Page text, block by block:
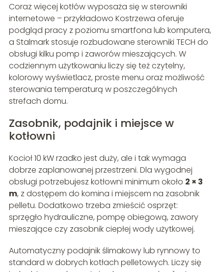
Coraz więcej kotłów wyposaża się w sterowniki
internetowe – przykładowo Kostrzewa oferuje
podgląd pracy z poziomu smartfona lub komputera,
a Stalmark stosuje rozbudowane sterowniki TECH do
obsługi kilku pomp i zaworów mieszających. W
codziennym użytkowaniu liczy się też czytelny,
kolorowy wyświetlacz, proste menu oraz możliwość
sterowania temperaturą w poszczególnych
strefach domu.
Zasobnik, podajnik i miejsce w
kotłowni
Kocioł 10 kW rzadko jest duży, ale i tak wymaga
dobrze zaplanowanej przestrzeni. Dla wygodnej
obsługi potrzebujesz kotłowni minimum około 2 × 3
m, z dostępem do komina i miejscem na zasobnik
pelletu. Dodatkowo trzeba zmieścić osprzęt:
sprzęgło hydrauliczne, pompę obiegową, zawory
mieszające czy zasobnik ciepłej wody użytkowej.
Automatyczny podajnik ślimakowy lub rynnowy to
standard w dobrych kotłach pelletowych. Liczy się